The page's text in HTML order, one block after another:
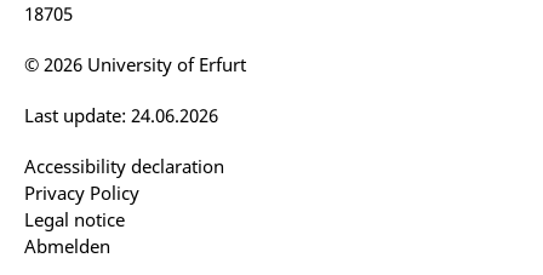
18705
Accessibility declaration
Privacy Policy
Legal notice
Abmelden
Last update: 24.06.2026
© 2026 University of Erfurt